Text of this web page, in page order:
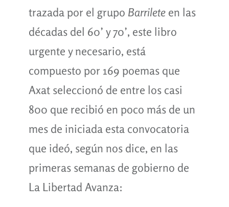
trazada por el grupo Barrileteen las
décadas del 60’ y 70’, este libro
urgente y necesario, está
compuesto por 169 poemas que
Axat seleccionó de entre los casi
800 que recibió en poco más de un
mes de iniciada esta convocatoria
que ideó, según nos dice, en las
primeras semanas de gobierno de
La Libertad Avanza: